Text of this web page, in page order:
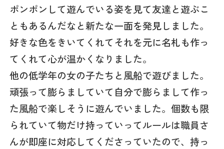
ポンポンして遊んでいる姿を見て友達と遊ぶこ
ともあるんだなと新たな一面を発見しました。
好きな色をきいてくれてそれを元に名札も作っ
てくれて心が温かくなりました。
他の低学年の女の子たちと風船で遊びました。
頑張って膨らましていて自分で膨らまして作っ
た風船で楽しそうに遊んでいました。個数も限
られていて物だけ持っていってルールは職員さ
んが即座に対応してくださっていたので、持っ